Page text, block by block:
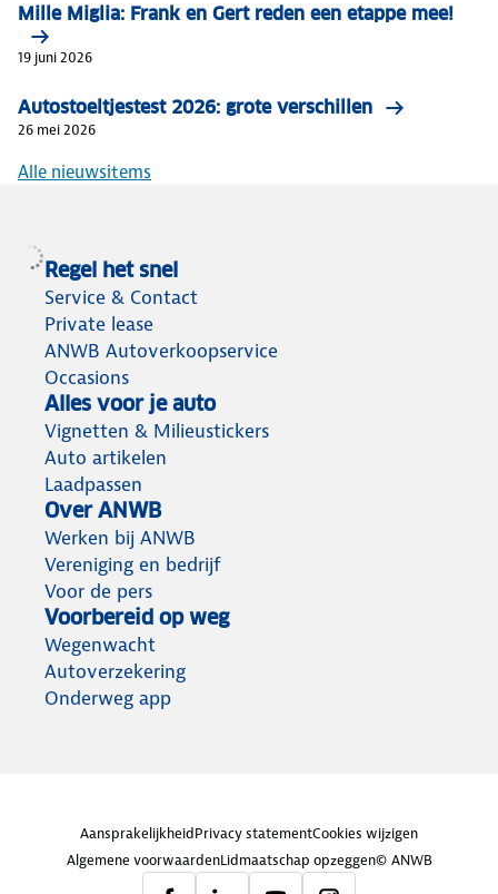
Mille Miglia: Frank en Gert reden een etappe mee!
19 juni 2026
Autostoeltjestest 2026: grote verschillen
26 mei 2026
Alle nieuwsitems
Regel het snel
Service & Contact
Private lease
ANWB Autoverkoopservice
Occasions
Alles voor je auto
Vignetten & Milieustickers
Auto artikelen
Laadpassen
Over ANWB
Werken bij ANWB
Vereniging en bedrijf
Voor de pers
Voorbereid op weg
Wegenwacht
Autoverzekering
Onderweg app
AansprakelijkheidPrivacy statementCookies wijzigen
Algemene voorwaardenLidmaatschap opzeggen© ANWB